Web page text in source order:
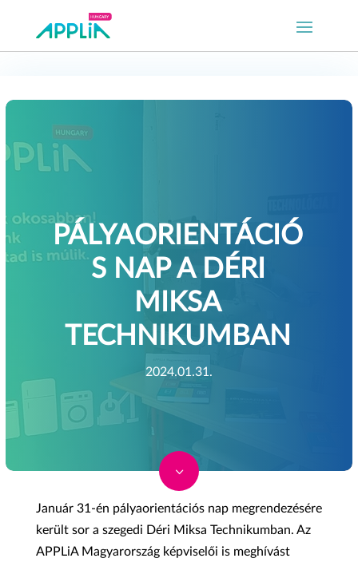
PÁLYAORIENTÁCIÓ
S NAP A DÉRI
MIKSA
TECHNIKUMBAN
2024.01.31.
3
Január 31-én pályaorientációs nap megrendezésére
került sor a szegedi Déri Miksa Technikumban. Az
APPLiA Magyarország képviselői is meghívást